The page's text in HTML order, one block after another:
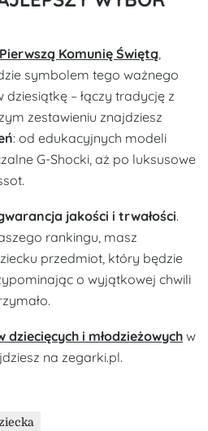
Komunię Świętą
symbolem tego ważnego
dziesiątkę – łączy tradycję z
zestawieniu znajdziesz
: od edukacyjnych modeli
G-Shocki, aż po luksusowe
jakości i trwałości.
rankingu, masz
przedmiot, który będzie
o wyjątkowej chwili
dziecięcych i młodzieżowych w
na zegarki.pl.